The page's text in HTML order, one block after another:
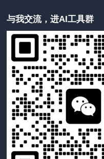
与我交流，进AI工具群